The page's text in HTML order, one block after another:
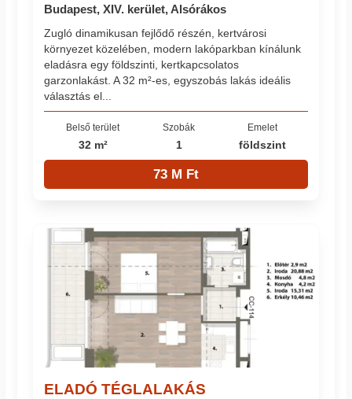
Budapest, XIV. kerület, Alsórákos
Zugló dinamikusan fejlődő részén, kertvárosi
környezet közelében, modern lakóparkban kínálunk
eladásra egy földszinti, kertkapcsolatos
garzonlakást. A 32 m²-es, egyszobás lakás ideális
választás el...
Belső terület
32 m²
Szobák
1
Emelet
földszint
73 M Ft
ELADÓ TÉGLALAKÁS